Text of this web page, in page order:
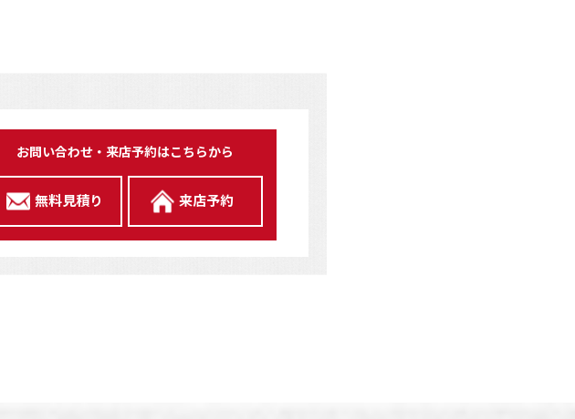
お問い合わせ・来店予約はこちらから
無料見積り 来店予約